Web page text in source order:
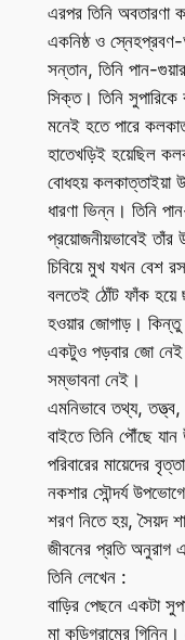
এরপর তিনি অবতারণা
একনিষ্ঠ ও
সন্তান, তিনি পান-
সিক্ত। তিনি
মনেই হতে পারে
হাতেখড়িই হয়েছিল
বোধহয় কলকাত্তাইয়া
ধারণা ভিন্ন। তিনি
প্রয়োজনীয়ভাবেই তাঁর
চিবিয়ে মুখ যখন বেশ
বলতেই ঠোঁট ফাঁক হয়ে
হওয়ার জোগাড়। কিন্তু
একটুও পড়বার জো নেই
সম্ভাবনা নেই।
এমনিভাবে তথ্য, তত্ত্ব,
বাইতে তিনি পৌঁছে
পরিবারের মায়েদের
নকশার সৌন্দর্য
শরণ নিতে হয়, সৈয়দ
জীবনের প্রতি
তিনি লেখেন :
বাড়ির পেছনে একটা
মা কুড়িগ্রামের